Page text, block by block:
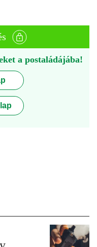
a postaládájába!